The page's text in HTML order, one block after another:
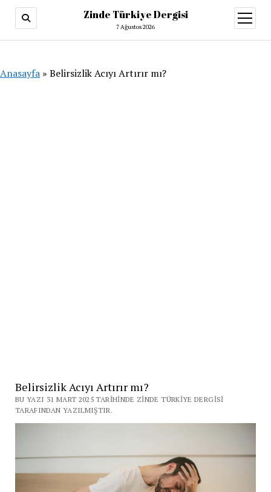
Zinde Türkiye Dergisi
7 Ağustos 2026
aç
Anasayfa » Belirsizlik Acıyı Artırır mı?
Belirsizlik Acıyı Artırır mı?
BU YAZI 31 MART 2025 TARIHINDE ZINDE TÜRKIYE DERGISI
TARAFINDAN YAZILMIŞTIR.